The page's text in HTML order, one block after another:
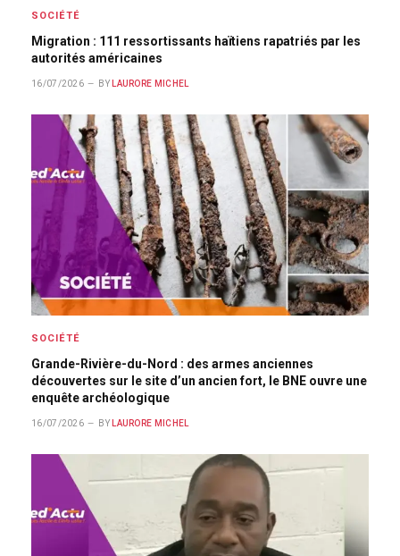
SOCIÉTÉ
Migration : 111 ressortissants haïtiens rapatriés par les
autorités américaines
16/07/2026 BY LAURORE MICHEL
SOCIÉTÉ
Grande-Rivière-du-Nord : des armes anciennes
découvertes sur le site d’un ancien fort, le BNE ouvre une
enquête archéologique
16/07/2026 BY LAURORE MICHEL